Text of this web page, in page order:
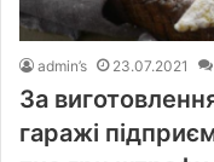
admin’s 23.07.2021
За
гаражі